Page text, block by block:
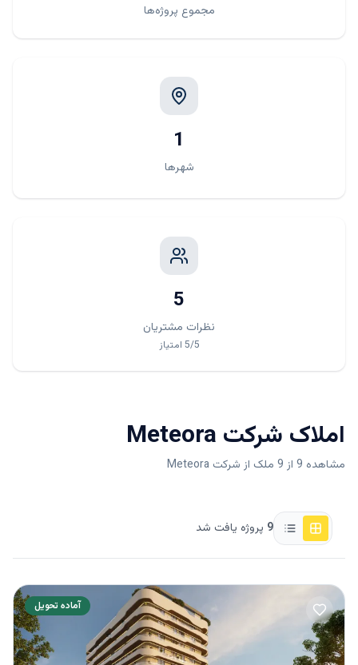
مجموع پروژه‌ها
1
شهرها
5
نظرات مشتریان
5/5 امتیاز
املاک شرکت Meteora
مشاهده 9 از 9 ملک از شرکت Meteora
9 پروژه یافت شد
آماده تحویل